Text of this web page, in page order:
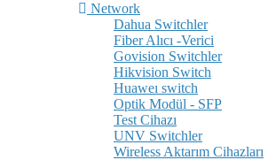
Network
Dahua Switchler
Fiber Alıcı -Verici
Govision Switchler
Hikvision Switch
Huaweı switch
Optik Modül - SFP
Test Cihazı
UNV Switchler
Wireless Aktarım Cihazları